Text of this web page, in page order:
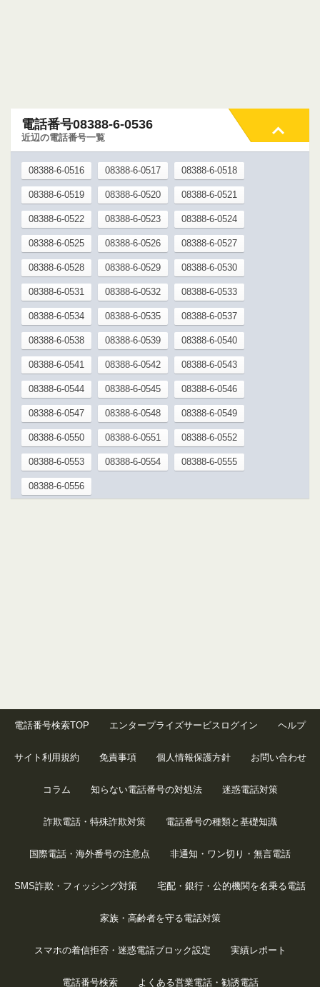
電話番号08388-6-0536
近辺の電話番号一覧
08388-6-0516 08388-6-0517 08388-6-0518
08388-6-0519 08388-6-0520 08388-6-0521
08388-6-0522 08388-6-0523 08388-6-0524
08388-6-0525 08388-6-0526 08388-6-0527
08388-6-0528 08388-6-0529 08388-6-0530
08388-6-0531 08388-6-0532 08388-6-0533
08388-6-0534 08388-6-0535 08388-6-0537
08388-6-0538 08388-6-0539 08388-6-0540
08388-6-0541 08388-6-0542 08388-6-0543
08388-6-0544 08388-6-0545 08388-6-0546
08388-6-0547 08388-6-0548 08388-6-0549
08388-6-0550 08388-6-0551 08388-6-0552
08388-6-0553 08388-6-0554 08388-6-0555
08388-6-0556
電話番号検索TOP エンタープライズサービスログイン ヘルプ
サイト利用規約 免責事項 個人情報保護方針 お問い合わせ
コラム 知らない電話番号の対処法 迷惑電話対策
詐欺電話・特殊詐欺対策 電話番号の種類と基礎知識
国際電話・海外番号の注意点 非通知・ワン切り・無言電話
SMS詐欺・フィッシング対策 宅配・銀行・公的機関を名乗る電話
家族・高齢者を守る電話対策
スマホの着信拒否・迷惑電話ブロック設定 実績レポート
電話番号検索 よくある営業電話・勧誘電話